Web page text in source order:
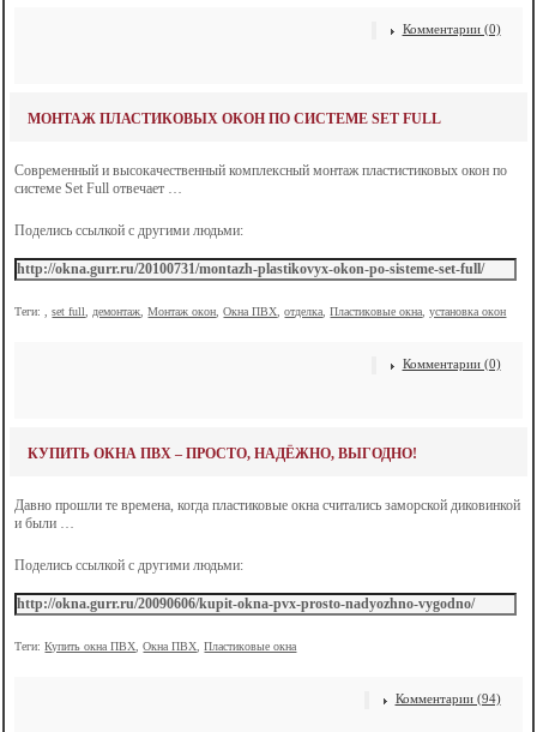
Комментарии (0)
МОНТАЖ ПЛАСТИКОВЫХ ОКОН ПО СИСТЕМЕ SET FULL
Современный и высокачественный комплексный монтаж пластистиковых окон по
системе Set Full отвечает …
Поделись ссылкой с другими людьми:
Теги: ,set full демонтаж ,Монтаж окон ,Окна ПВХ ,отделка ,Пластиковые окна ,установка окон
Комментарии (0)
КУПИТЬ ОКНА ПВХ – ПРОСТО, НАДЁЖНО, ВЫГОДНО!
Давно прошли те времена, когда пластиковые окна считались заморской диковинкой
и были …
Поделись ссылкой с другими людьми:
Теги:Купить окна ПВХ ,Окна ПВХ ,Пластиковые окна
Комментарии (94)